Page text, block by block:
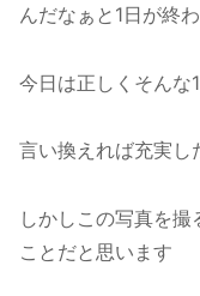
んだなぁと1日が終
今日は正しくそんな
言い換えれば充実し
しかしこの写真を
ことだと思います